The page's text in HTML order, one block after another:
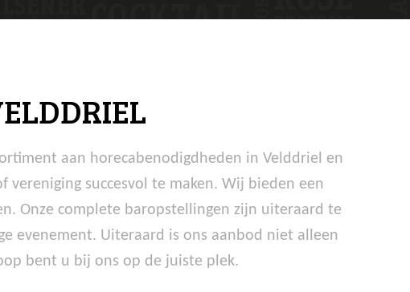
aan horecabenodigdheden in Velddriel en
succesvol te maken. Wij bieden een
Onze complete baropstellingen zijn uiteraard te
evenement. Uiteraard is ons aanbod niet alleen
bent u bij ons op de juiste plek.